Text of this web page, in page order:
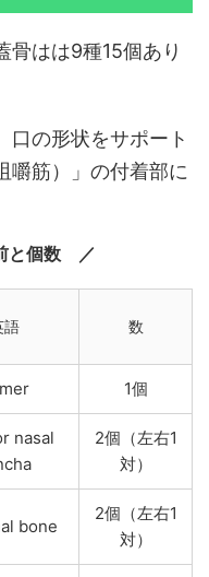
骨はは9種15個あり
口の形状をサポート
嚼筋）」の付着部に
と個数
語 数
1個
nasal
2個（左右1
対）
bone
2個（左右1
対）